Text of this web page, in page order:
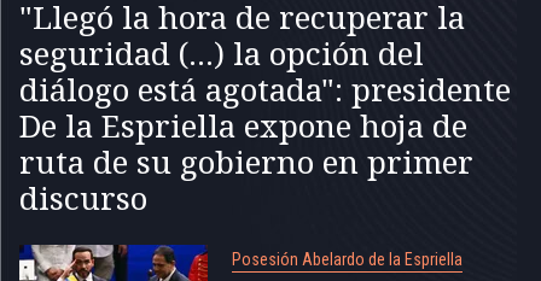
"Llegó la hora de recuperar la
seguridad (...) la opción del
diálogo está agotada": presidente
De la Espriella expone hoja de
ruta de su gobierno en primer
discurso
Posesión Abelardo de la Espriella